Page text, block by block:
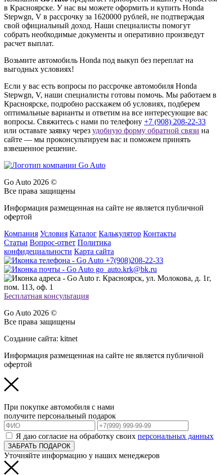
в Красноярске. У нас вы можете оформить и купить Honda
Stepwgn, V в рассрочку за 1620000 рублей, не подтверждая
свой официальный доход. Наши специалисты помогут
собрать необходимые документы и оперативно произведут
расчет выплат.
Возьмите автомобиль Honda под выкуп без переплат на
выгодных условиях!
Если у вас есть вопросы по рассрочке автомобиля Honda
Stepwgn, V, наши специалисты готовы помочь. Мы работаем в
Красноярске, подробно расскажем об условиях, подберем
оптимальные варианты и ответим на все интересующие вас
вопросы. Свяжитесь с нами по телефону +7 (908) 208-22-33
или оставьте заявку через удобную форму обратной связи на
сайте — мы проконсультируем вас и поможем принять
взвешенное решение.
Go Auto 2026 ©
Все права защищены
Информация размещенная на сайте не является публичной
офертой
Компания Условия Каталог Калькулятор Контакты
Статьи Вопрос-ответ Политика
конфидециальности Карта сайта
+7(908)208-22-33
go_auto.krk@bk.ru
г. Красноярск, ул. Молокова, д. 1г,
пом. 113, оф. 1
Бесплатная консультация
Go Auto 2026 ©
Все права защищены
Создание сайта: kitnet
Информация размещенная на сайте не является публичной
офертой
При покупке автомобиля с нами
получите персональный подарок
Я даю согласие на обработку своих персональных данных
ЗАБРАТЬ ПОДАРОК
Уточняйте информацию у наших менеджеров